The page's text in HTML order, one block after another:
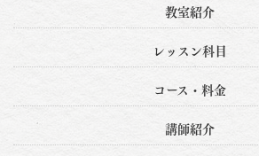
教室紹介
レッスン科目
コース・料金
講師紹介